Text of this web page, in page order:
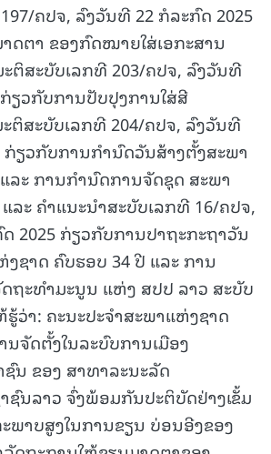
ຄປຈ, ລົງວັນທີ 22 ກໍລະກົດ 2025
ດຕາ ຂອງກົດໝາຍໃສ່ເອກະສານ
ຕິສະບັບເລກທີ 203/ຄປຈ, ລົງວັນທີ
ຽວກັບການປັບປຸງການໃສ່ສີ
ຕິສະບັບເລກທີ 204/ຄປຈ, ລົງວັນທີ
ກ່ຽວກັບການກໍານົດວັນສ້າງຕັ້ງສະພາ
ລະ ການກຳນົດການຈັດຊຸດ ສະພາ
ລະ ຄຳແນະນຳສະບັບເລກທີ 16/ຄປຈ,
2025 ກ່ຽວກັບການປາຖະກະຖາວັນ
ຊາດ ຄົບຮອບ 34 ປີ ແລະ ການ
ຖະທໍາມະນູນ ແຫ່ງ ສປປ ລາວ ສະບັບ
ຮູ້ວ່າ: ຄະນະປະຈໍາສະພາແຫ່ງຊາດ
ຈັດຕັ້ງໃນລະບົບການເມືອງ
ຊົນ ຂອງ ສາທາລະນະລັດ
ຊົນລາວ ຈົ່ງພ້ອມກັນປະຕິບັດຢ່າງເຂັ້ມ
ະພາບສູງໃນການຂຽນ ບ່ອນອີງຂອງ